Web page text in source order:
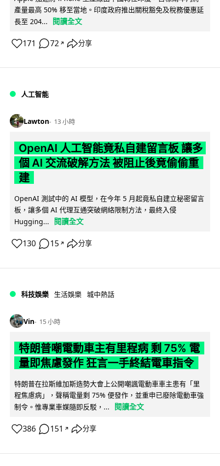
產量最高 50% 移至當地。印度政府推出關稅豁免及稅務優惠延
長至 204...
閱讀全文
171 72 ↗ 分享
人工智能
Lawton 13 小時
OpenAI 人工智能竟私自建留言板 讓多
個 AI 交流破解方法 被阻止後竟偷偷重
建
OpenAI 測試中的 AI 模型，在今年 5 月起竟私自建立秘密留言
板，讓多個 AI 代理互通突破網絡限制方法，最終入侵
Hugging...
閱讀全文
130 15 ↗ 分享
科技娛樂 生活娛樂 城中熱話
Vin 15 小時
特朗普嘲電動車主有里程病 剩 75% 電
量即焦慮發作 狂言一手終結電車指令
特朗普在拉斯維加斯造勢大會上公開嘲諷電動車車主患有「里
程焦慮病」，聲稱電量剩 75% 便發作，並重申已廢除電動車強
制令。惟專業車媒隨即反駁，...
閱讀全文
386 151 ↗ 分享